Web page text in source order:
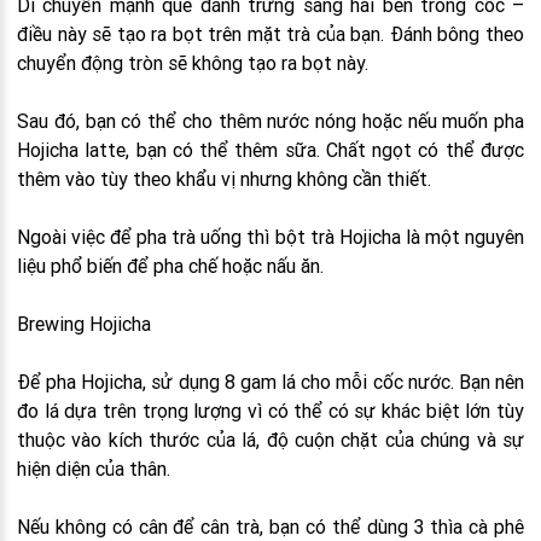
Di chuyển mạnh que đánh trứng sang hai bên trong cốc –
điều này sẽ tạo ra bọt trên mặt trà của bạn. Đánh bông theo
chuyển động tròn sẽ không tạo ra bọt này.
Sau đó, bạn có thể cho thêm nước nóng hoặc nếu muốn pha
Hojicha latte, bạn có thể thêm sữa. Chất ngọt có thể được
thêm vào tùy theo khẩu vị nhưng không cần thiết.
Ngoài việc để pha trà uống thì bột trà Hojicha là một nguyên
liệu phổ biến để pha chế hoặc nấu ăn.
Brewing Hojicha
Để pha Hojicha, sử dụng 8 gam lá cho mỗi cốc nước. Bạn nên
đo lá dựa trên trọng lượng vì có thể có sự khác biệt lớn tùy
thuộc vào kích thước của lá, độ cuộn chặt của chúng và sự
hiện diện của thân.
Nếu không có cân để cân trà, bạn có thể dùng 3 thìa cà phê